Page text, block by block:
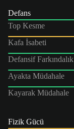
Defans
Top Kesme
Kafa İsabeti
Defansif Farkındalık
Ayakta Müdahale
Kayarak Müdahale
Fizik Gücü